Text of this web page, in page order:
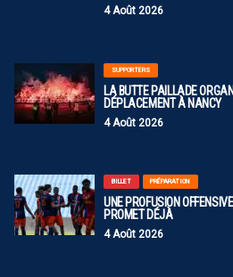
4 Août 2026
SUPPORTERS
LA BUTTE PAILLADE
DÉPLACEMENT À NANCY
4 Août 2026
BILLET PRÉPARATION
UNE PROFUSION
PROMET DÉJÀ
4 Août 2026